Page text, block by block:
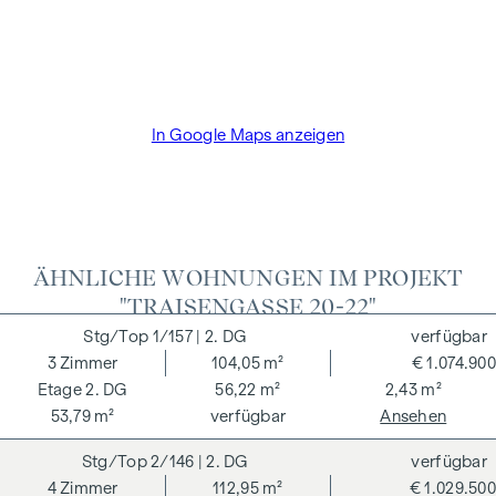
In Google Maps anzeigen
ÄHNLICHE WOHNUNGEN IM PROJEKT
"TRAISENGASSE 20-22"
1/157 | 2. DG
2. DG
3 Zimmer
104,05 m²
56,22 m²
2,43 m²
53,79 m²
€ 1.074.900
verfügbar
verfügbar
Ansehen
2/146
| 2. DG
4 Zimmer 112,95 m² € 1.029.500
verfügbar